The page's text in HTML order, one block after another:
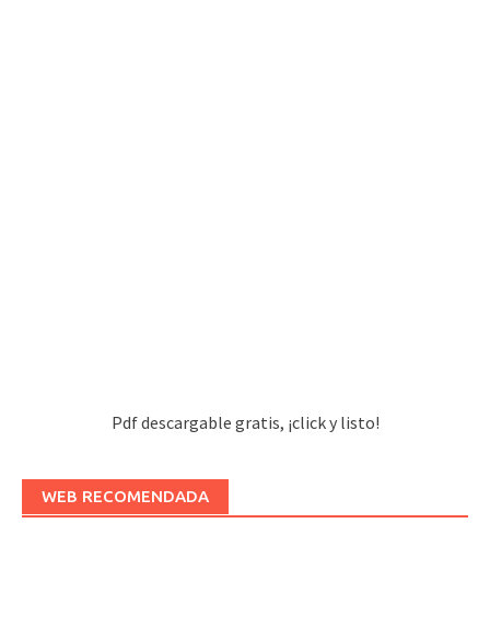
Pdf descargable gratis, ¡click y listo!
WEB RECOMENDADA